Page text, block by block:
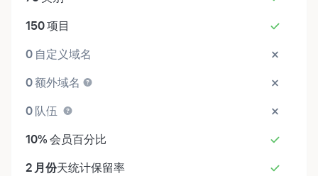
150项目
0 自定义域名
0额外域名
0 队伍
10% 会员百分比
2 月份天统计保留率